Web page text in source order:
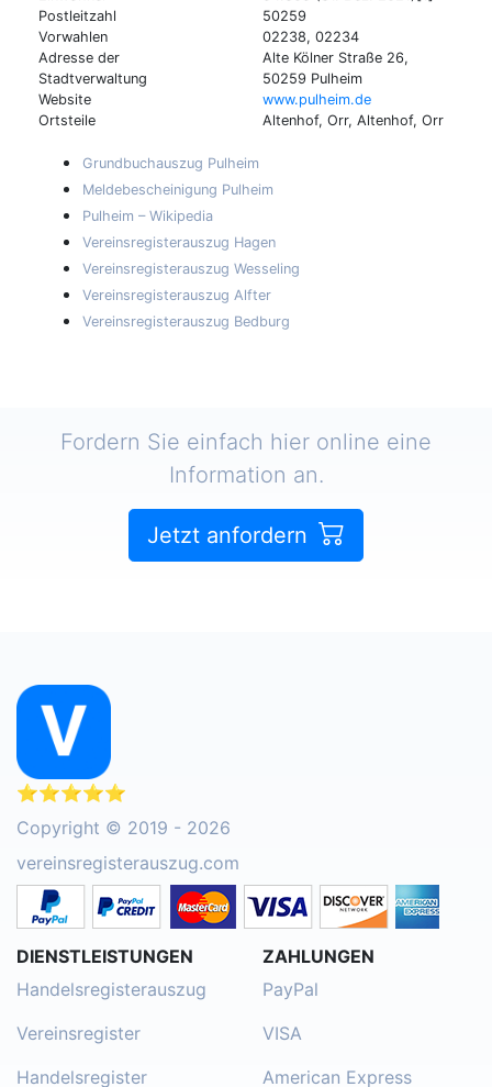
Postleitzahl
50259
Vorwahlen
02238, 02234
Adresse der
Stadtverwaltung
Alte Kölner Straße 26,
50259 Pulheim
Website
www.pulheim.de
Ortsteile
Altenhof, Orr, Altenhof, Orr
Grundbuchauszug Pulheim
Meldebescheinigung Pulheim
Pulheim – Wikipedia
Vereinsregisterauszug Hagen
Vereinsregisterauszug Wesseling
Vereinsregisterauszug Alfter
Vereinsregisterauszug Bedburg
Fordern Sie einfach hier online eine
Information an.
Jetzt anfordern
⭐⭐⭐⭐⭐
Copyright © 2019 - 2026
vereinsregisterauszug.com
DIENSTLEISTUNGEN
Handelsregisterauszug
Vereinsregister
Handelsregister
ZAHLUNGEN
PayPal
VISA
American Express